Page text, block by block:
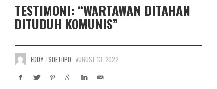
TESTIMONI: “WARTAWAN DITAHAN
DITUDUH KOMUNIS”
EDDY J SOETOPO AUGUST 13, 2022